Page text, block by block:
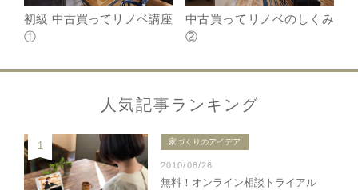
初級 中古買ってリノベ講座
①
中古買ってリノベのしくみ
②
人気記事ランキング
1 家づくりのアイデア
2010/08/26
無料！オンライン相談トライアル